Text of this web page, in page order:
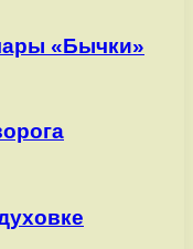
«Бычки»